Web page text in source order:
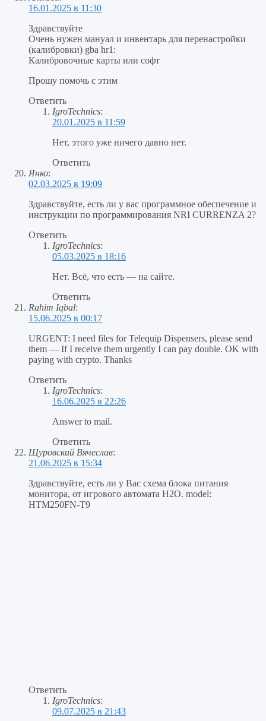
16.01.2025 в 11:30
Здравствуйте
Очень нужен мануал и инвентарь для перенастройки
(калибровки) gba hr1:
Калибровочные карты или софт
Прошу помочь с этим
Ответить
IgroTechnics:
20.01.2025 в 11:59
Нет, этого уже ничего давно нет.
Ответить
Янко:
02.03.2025 в 19:09
Здравствуйте, есть ли у вас программное обеспечение и
инструкции по программирования NRI CURRENZA 2?
Ответить
IgroTechnics:
05.03.2025 в 18:16
Нет. Всё, что есть — на сайте.
Ответить
Rahim Iqbal:
15.06.2025 в 00:17
URGENT: I need files for Telequip Dispensers, please send
them — If I receive them urgently I can pay double. OK with
paying with crypto. Thanks
Ответить
IgroTechnics:
16.06.2025 в 22:26
Answer to mail.
Ответить
Щуровский Вячеслав:
21.06.2025 в 15:34
Здравствуйте, есть ли у Вас схема блока питания
монитора, от игрового автомата H2O. model:
HTM250FN-T9
Ответить
IgroTechnics:
09.07.2025 в 21:43